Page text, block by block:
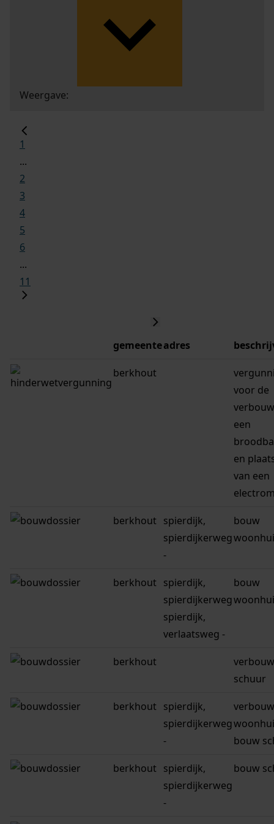
Weergave:
1
...
2
3
4
5
6
...
11
gemeenteadres
berkhout
voor de
een
en
van een
berkhout spierdijk,
spierdijkerweg
-
bouw
berkhout spierdijk,
spierdijkerweg
spierdijk,
verlaatsweg -
bouw
berkhout
verbouw
schuur
berkhout spierdijk,
spierdijkerweg
-
verbouw
bouw
berkhout spierdijk,
spierdijkerweg
-
bouw